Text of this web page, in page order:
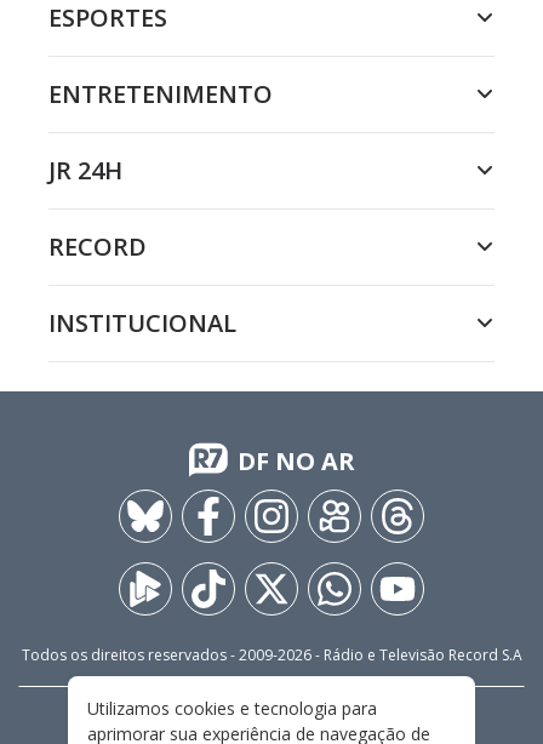
ESPORTES
ENTRETENIMENTO
JR 24H
RECORD
INSTITUCIONAL
DF NO AR
Todos os direitos reservados - 2009-2026- Rádio e Televisão Record S.A
FALE CONOSCO
PRIVACIDADE
Utilizamos cookies e tecnologia para
aprimorar sua experiência de navegação de